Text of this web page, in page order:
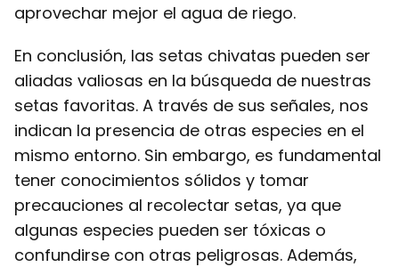
aprovechar mejor el agua de riego.
En conclusión, las setas chivatas pueden ser
aliadas valiosas en la búsqueda de nuestras
setas favoritas. A través de sus señales, nos
indican la presencia de otras especies en el
mismo entorno. Sin embargo, es fundamental
tener conocimientos sólidos y tomar
precauciones al recolectar setas, ya que
algunas especies pueden ser tóxicas o
confundirse con otras peligrosas. Además,